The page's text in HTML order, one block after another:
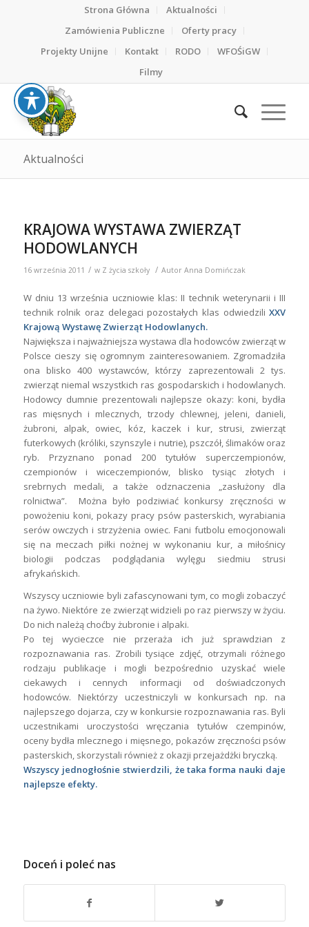
Strona Główna
Aktualności
Zamówienia Publiczne
Oferty pracy
Projekty Unijne
Kontakt RODO
WFOŚiGW
Filmy
Aktualności
KRAJOWA WYSTAWA ZWIERZĄT
HODOWLANYCH
16 września 2011 / w Z życia szkoły / Autor Anna Domińczak
W dniu 13 września uczniowie klas: II technik weterynarii i III
technik rolnik oraz delegaci pozostałych klas odwiedziliXXV
Krajową Wystawę Zwierząt Hodowlanych.
Największa i najważniejsza wystawa dla hodowców zwierząt w
Polsce cieszy się ogromnym zainteresowaniem. Zgromadziła
ona blisko 400 wystawców, którzy zaprezentowali 2 tys.
zwierząt niemal wszystkich ras gospodarskich i hodowlanych.
Hodowcy dumnie prezentowali najlepsze okazy: koni, bydła
ras mięsnych i mlecznych, trzody chlewnej, jeleni, danieli,
żubroni, alpak, owiec, kóz, kaczek i kur, strusi, zwierząt
futerkowych (króliki, szynszyle i nutrie), pszczół, ślimaków oraz
ryb. Przyznano ponad 200 tytułów superczempionów,
czempionów i wiceczempionów, blisko tysiąc złotych i
srebrnych medali, a także odznaczenia „zasłużony dla
rolnictwa”. Można było podziwiać konkursy zręczności w
powożeniu koni, pokazy pracy psów pasterskich, wyrabiania
serów owczych i strzyżenia owiec. Fani futbolu emocjonowali
się na meczach piłki nożnej w wykonaniu kur, a miłośnicy
biologii podczas podglądania wylęgu siedmiu strusi
afrykańskich.
Wszyscy uczniowie byli zafascynowani tym, co mogli zobaczyć
na żywo. Niektóre ze zwierząt widzieli po raz pierwszy w życiu.
Do nich należą choćby żubronie i alpaki.
Po tej wycieczce nie przeraża ich już sprawdzian z
rozpoznawania ras. Zrobili tysiące zdjęć, otrzymali różnego
rodzaju publikacje i mogli bezpośrednio uzyskać wiele
ciekawych i cennych informacji od doświadczonych
hodowców. Niektórzy uczestniczyli w konkursach np. na
najlepszego dojarza, czy w konkursie rozpoznawania ras. Byli
uczestnikami uroczystości wręczania tytułów czempinów,
oceny bydła mlecznego i mięsnego, pokazów zręczności psów
pasterskich, skorzystali również z okazji przejażdżki bryczką.
Wszyscy jednogłośnie stwierdzili, że taka forma nauki daje
najlepsze efekty.
Doceń i poleć nas